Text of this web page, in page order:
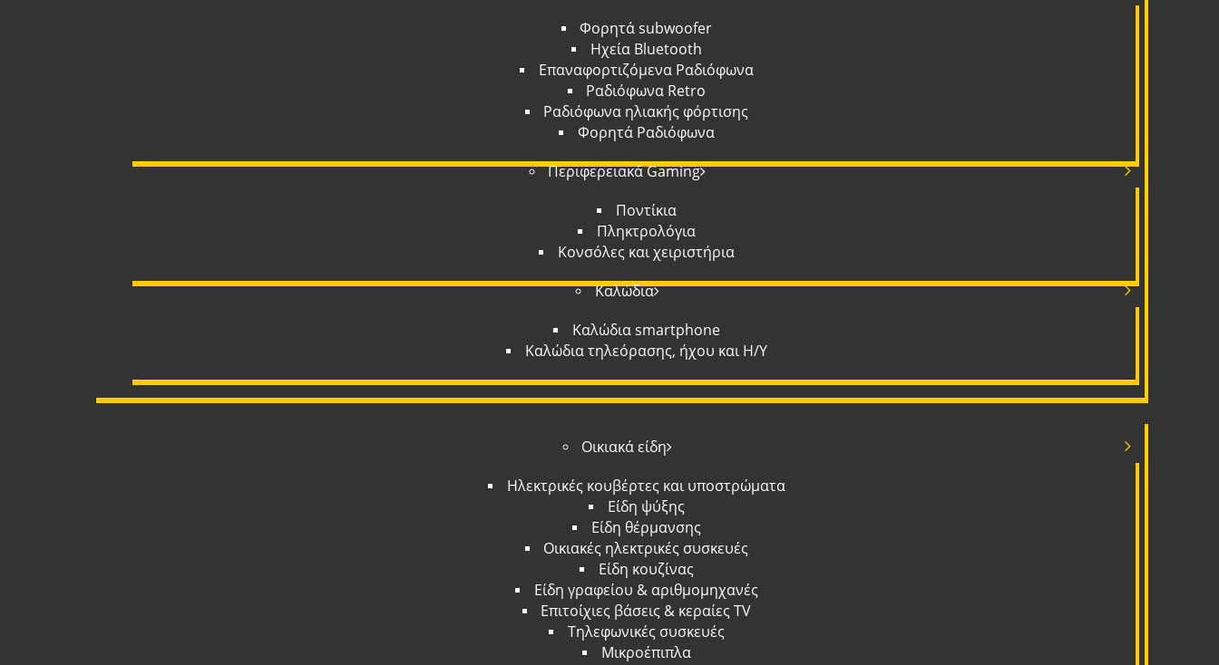
Φορητά subwoofer
Ηχεία Bluetooth
Επαναφορτιζόμενα Ραδιόφωνα
Ραδιόφωνα Retro
Ραδιόφωνα ηλιακής φόρτισης
Φορητά Ραδιόφωνα
Περιφερειακά Gaming
Ποντίκια
Πληκτρολόγια
Κονσόλες και χειριστήρια
Καλώδια
Καλώδια smartphone
Καλώδια τηλεόρασης, ήχου και Η/Υ
ΣΠΙΤΙ
Οικιακά είδη
Ηλεκτρικές κουβέρτες και υποστρώματα
Είδη ψύξης
Είδη θέρμανσης
Οικιακές ηλεκτρικές συσκευές
Είδη κουζίνας
Είδη γραφείου & αριθμομηχανές
Επιτοίχιες βάσεις & κεραίες TV
Τηλεφωνικές συσκευές
Μικροέπιπλα